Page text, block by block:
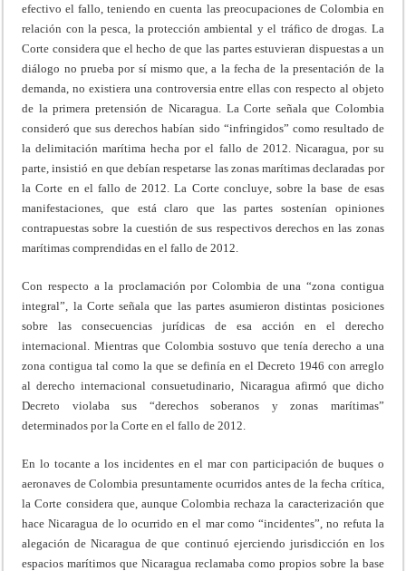
efectivo el fallo, teniendo en cuenta las preocupaciones de Colombia en
relación con la pesca, la protección ambiental y el tráfico de drogas. La
Corte considera que el hecho de que las partes estuvieran dispuestas a un
diálogo no prueba por sí mismo que, a la fecha de la presentación de la
demanda, no existiera una controversia entre ellas con respecto al objeto
de la primera pretensión de Nicaragua. La Corte señala que Colombia
consideró que sus derechos habían sido “infringidos” como resultado de
la delimitación marítima hecha por el fallo de 2012. Nicaragua, por su
parte, insistió en que debían respetarse las zonas marítimas declaradas por
la Corte en el fallo de 2012. La Corte concluye, sobre la base de esas
manifestaciones, que está claro que las partes sostenían opiniones
contrapuestas sobre la cuestión de sus respectivos derechos en las zonas
marítimas comprendidas en el fallo de 2012.
Con respecto a la proclamación por Colombia de una “zona contigua
integral”, la Corte señala que las partes asumieron distintas posiciones
sobre las consecuencias jurídicas de esa acción en el derecho
internacional. Mientras que Colombia sostuvo que tenía derecho a una
zona contigua tal como la que se definía en el Decreto 1946 con arreglo
al derecho internacional consuetudinario, Nicaragua afirmó que dicho
Decreto violaba sus “derechos soberanos y zonas marítimas”
determinados por la Corte en el fallo de 2012.
En lo tocante a los incidentes en el mar con participación de buques o
aeronaves de Colombia presuntamente ocurridos antes de la fecha crítica,
la Corte considera que, aunque Colombia rechaza la caracterización que
hace Nicaragua de lo ocurrido en el mar como “incidentes”, no refuta la
alegación de Nicaragua de que continuó ejerciendo jurisdicción en los
espacios marítimos que Nicaragua reclamaba como propios sobre la base